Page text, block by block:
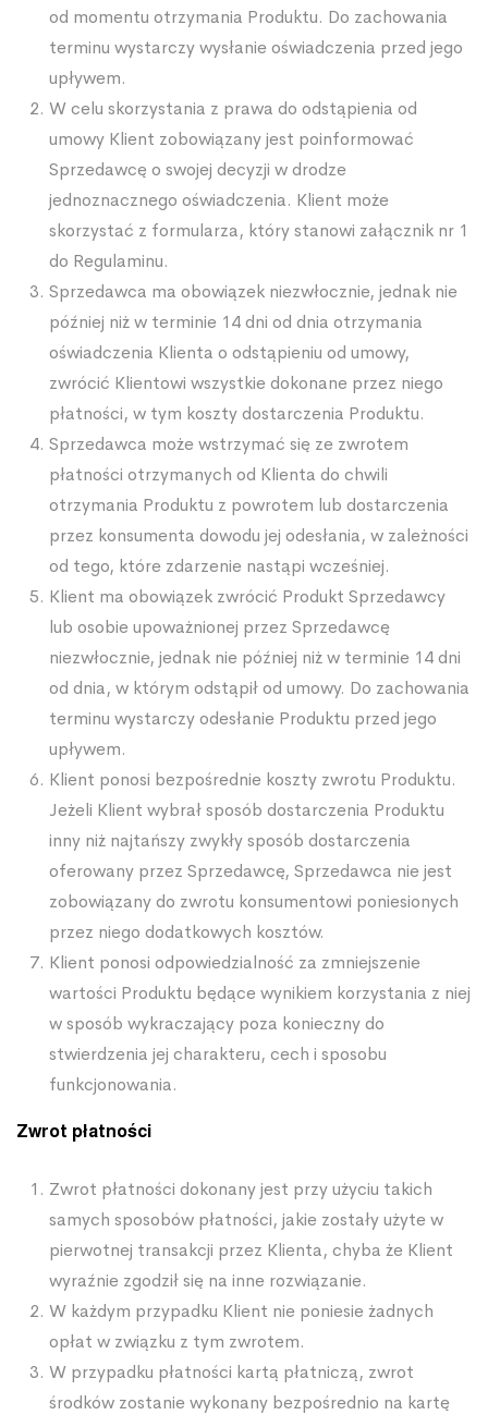
od momentu otrzymania Produktu. Do zachowania
terminu wystarczy wysłanie oświadczenia przed jego
upływem.
W celu skorzystania z prawa do odstąpienia od
umowy Klient zobowiązany jest poinformować
Sprzedawcę o swojej decyzji w drodze
jednoznacznego oświadczenia. Klient może
skorzystać z formularza, który stanowi załącznik nr 1
do Regulaminu.
Sprzedawca ma obowiązek niezwłocznie, jednak nie
później niż w terminie 14 dni od dnia otrzymania
oświadczenia Klienta o odstąpieniu od umowy,
zwrócić Klientowi wszystkie dokonane przez niego
płatności, w tym koszty dostarczenia Produktu.
Sprzedawca może wstrzymać się ze zwrotem
płatności otrzymanych od Klienta do chwili
otrzymania Produktu z powrotem lub dostarczenia
przez konsumenta dowodu jej odesłania, w zależności
od tego, które zdarzenie nastąpi wcześniej.
Klient ma obowiązek zwrócić Produkt Sprzedawcy
lub osobie upoważnionej przez Sprzedawcę
niezwłocznie, jednak nie później niż w terminie 14 dni
od dnia, w którym odstąpił od umowy. Do zachowania
terminu wystarczy odesłanie Produktu przed jego
upływem.
Klient ponosi bezpośrednie koszty zwrotu Produktu.
Jeżeli Klient wybrał sposób dostarczenia Produktu
inny niż najtańszy zwykły sposób dostarczenia
oferowany przez Sprzedawcę, Sprzedawca nie jest
zobowiązany do zwrotu konsumentowi poniesionych
przez niego dodatkowych kosztów.
Klient ponosi odpowiedzialność za zmniejszenie
wartości Produktu będące wynikiem korzystania z niej
w sposób wykraczający poza konieczny do
stwierdzenia jej charakteru, cech i sposobu
funkcjonowania.
Zwrot płatności
Zwrot płatności dokonany jest przy użyciu takich
samych sposobów płatności, jakie zostały użyte w
pierwotnej transakcji przez Klienta, chyba że Klient
wyraźnie zgodził się na inne rozwiązanie.
W każdym przypadku Klient nie poniesie żadnych
opłat w związku z tym zwrotem.
W przypadku płatności kartą płatniczą, zwrot
środków zostanie wykonany bezpośrednio na kartę